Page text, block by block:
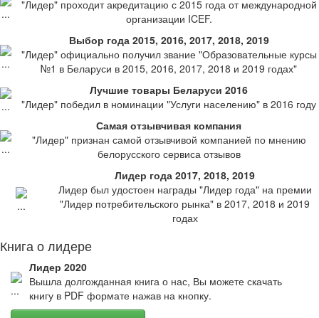
"Лидер" проходит акредитацию с 2015 года от международной
организации ICEF.
Выбор года 2015, 2016, 2017, 2018, 2019
"Лидер" официально получил звание "Образовательные курсы
№1 в Беларуси в 2015, 2016, 2017, 2018 и 2019 годах"
Лучшие товары Беларуси 2016
"Лидер" победил в номинации "Услуги населению" в 2016 году
Самая отзывчивая компания
"Лидер" признан самой отзывчивой компанией по мнению
белорусского сервиса отзывов
Лидер года 2017, 2018, 2019
Лидер был удостоен награды "Лидер года" на премии
"Лидер потребительского рынка" в 2017, 2018 и 2019
годах
Книга о лидере
Лидер 2020
Вышла долгожданная книга о нас, Вы можете скачать
книгу в PDF формате нажав на кнопку.